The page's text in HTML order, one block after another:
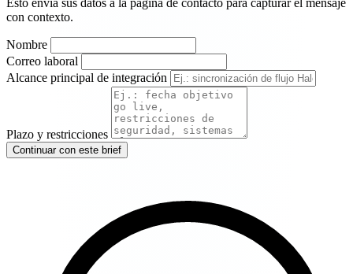
Esto envía sus datos a la página de contacto para capturar el mensaje
con contexto.
Nombre
Correo laboral
Alcance principal de integración
Plazo y restricciones
Continuar con este brief